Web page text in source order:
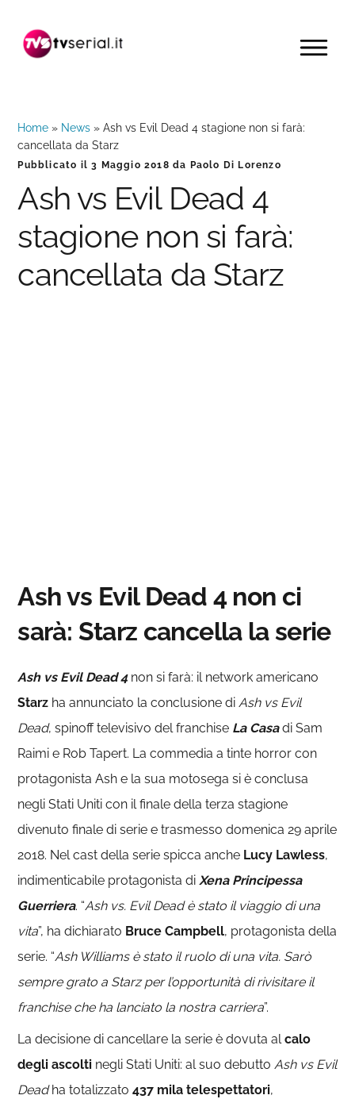
navigazione
contenuto
barra
MENU
Home » News »Ash vs Evil Dead 4 stagione non si farà:
cancellata da Starz
Pubblicato il3 Maggio 2018 da Paolo Di Lorenzo
Ash vs Evil Dead 4
stagione non si farà:
cancellata da Starz
Ash vs Evil Dead 4 non ci
sarà: Starz cancella la serie
Ash vs Evil Dead 4non si farà: il network americano
Starz ha annunciato la conclusione diAsh vs Evil
Dead, spinoff televisivo del franchise La Casadi Sam
Raimi e Rob Tapert. La commedia a tinte horror con
protagonista Ash e la sua motosega si è conclusa
negli Stati Uniti con il finale della terza stagione
divenuto finale di serie e trasmesso domenica 29 aprile
2018. Nel cast della serie spicca anche Lucy Lawless,
indimenticabile protagonista diXena Principessa
Guerriera. “Ash vs. Evil Dead è stato il viaggio di una
vita”, ha dichiarato Bruce Campbell, protagonista della
serie. “Ash Williams è stato il ruolo di una vita. Sarò
sempre grato a Starz per l’opportunità di rivisitare il
franchise che ha lanciato la nostra carriera”.
La decisione di cancellare la serie è dovuta alcalo
degli ascolti negli Stati Uniti: al suo debuttoAsh vs Evil
Deadha totalizzato437 mila telespettatori,